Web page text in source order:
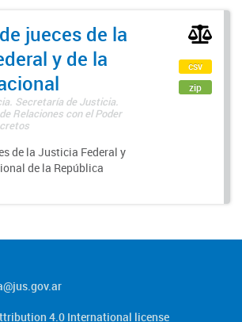
jueces de la
y de la
Secretaría de Justicia.
Relaciones con el Poder
de la Justicia Federal y
de la República
csv
zip
4.0 International license